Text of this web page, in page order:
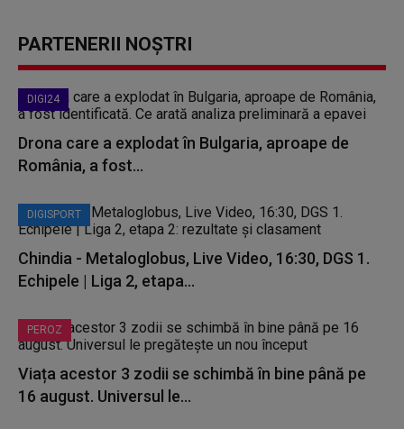
PARTENERII NOȘTRI
DIGI24
Drona care a explodat în Bulgaria, aproape de
România, a fost...
DIGISPORT
Chindia - Metaloglobus, Live Video, 16:30, DGS 1.
Echipele | Liga 2, etapa...
PEROZ
Viața acestor 3 zodii se schimbă în bine până pe
16 august. Universul le...